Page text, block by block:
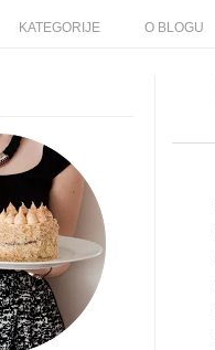
KATEGORIJE O BLOGU